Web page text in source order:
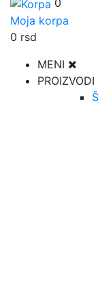
0
Moja korpa
0 rsd
MENI
PROIZVODI